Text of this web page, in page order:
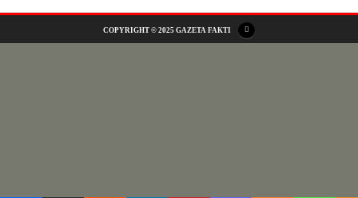
COPYRIGHT © 2025 GAZETA FAKTI